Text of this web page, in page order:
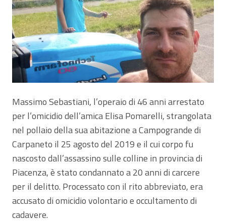
Massimo Sebastiani, l’operaio di 46 anni arrestato
per l’omicidio dell’amica Elisa Pomarelli, strangolata
nel pollaio della sua abitazione a Campogrande di
Carpaneto il 25 agosto del 2019 e il cui corpo fu
nascosto dall’assassino sulle colline in provincia di
Piacenza, è stato condannato a 20 anni di carcere
per il delitto. Processato con il rito abbreviato, era
accusato di omicidio volontario e occultamento di
cadavere.